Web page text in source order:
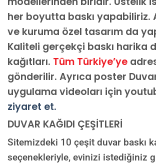
Süreç Bilgilendirmesi
Görseliniz baskıya alınmadan önce ölçüye göre
onayınıza gönderilir. Onayınızdan sonra üretim yapılır.
ONAYINIZDAN SONRA BASKIYA
her boyutta baskı yapabiliriz.
ve kuruma özel tasarım da
Kaliteli gerçekçi baskı harika
kağıtları. Tüm Türkiye’ye
gönderilir. Ayrıca poster
uygulama videoları için
ziyaret et.
DUVAR KAĞIDI ÇEŞİTLERİ
Sitemizdeki 10 çeşit duvar baskı
seçenekleriyle, evinizi istediğiniz